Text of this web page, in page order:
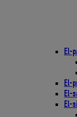
El-
El-
El-
El-